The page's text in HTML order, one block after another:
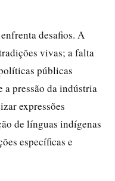
desafios. A
vivas; a falta
públicas
pressão da indústria
expressões
de línguas indígenas
específicas e